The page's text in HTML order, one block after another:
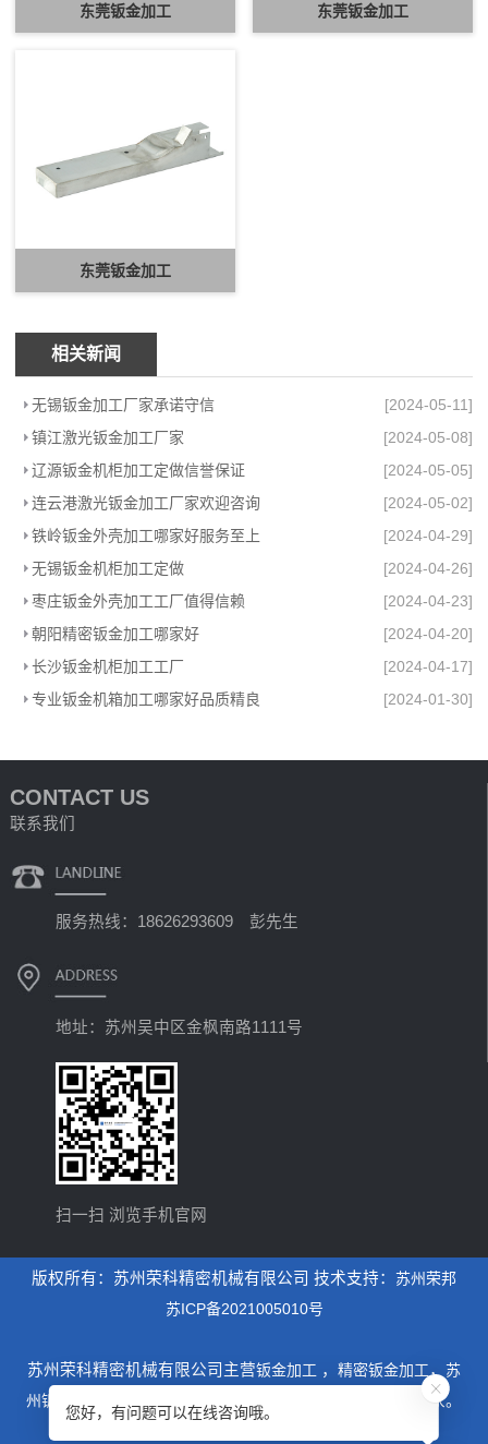
东莞钣金加工 东莞钣金加工
东莞钣金加工
相关新闻
无锡钣金加工厂家承诺守信
[2024-05-11]
镇江激光钣金加工厂家
[2024-05-08]
辽源钣金机柜加工定做信誉保证
[2024-05-05]
连云港激光钣金加工厂家欢迎咨询
[2024-05-02]
铁岭钣金外壳加工哪家好服务至上
[2024-04-29]
无锡钣金机柜加工定做
[2024-04-26]
枣庄钣金外壳加工工厂值得信赖
[2024-04-23]
朝阳精密钣金加工哪家好
[2024-04-20]
长沙钣金机柜加工工厂
[2024-04-17]
专业钣金机箱加工哪家好品质精良
[2024-01-30]
CONTACT US
联系我们
服务热线：18626293609 彭先生
地址：苏州吴中区金枫南路1111号
扫一扫 浏览手机官网
版权所有：苏州荣科精密机械有限公司 技术支持： 苏州荣邦
苏ICP备2021005010号
苏州荣科精密机械有限公司主营钣金加工 ， 精密钣金加工， 苏
州钣金加工
，是一家专业从事设计制造钣金加工为主的厂家。
您好，有问题可以在线咨询哦。